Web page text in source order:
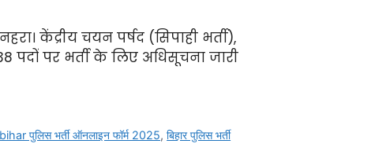
केंद्रीय चयन पर्षद (सिपाही भर्ती),
पदों पर भर्ती के लिए अधिसूचना जारी
bihar पुलिस भर्ती ऑनलाइन फॉर्म 2025,बिहार पुलिस भर्ती